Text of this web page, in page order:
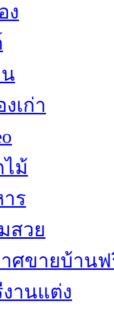
ง
เก่า
ม้
ร
สวย
ศขายบ้าน
านแต่ง